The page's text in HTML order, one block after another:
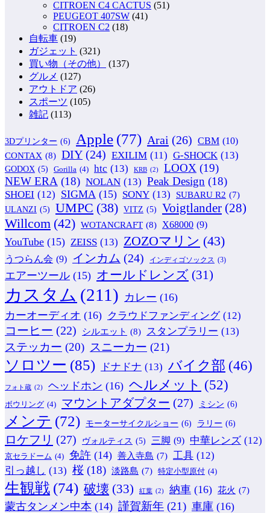
CITROEN C4 CACTUS (51)
PEUGEOT 407SW (41)
CITROEN C2 (18)
自転車 (19)
ガジェット (321)
買い物（その他）
(137)
グルメ (127)
アウトドア (26)
スポーツ (105)
雑記 (113)
3Dプリンター (6) Apple (77) Arai (26) CBM (10)
CONTAX (8) DIY (24) EXILIM (11) G-SHOCK (13)
GODOX (5) Gorilla (4) htc (13) KRB (2) LOOX (19)
NEW ERA (18) NOLAN (13) Peak Design (18)
SHOEI (12) SIGMA (15) SONY (13) SUBARU R2 (7)
ULANZI (5) UMPC (38) VITZ (5) Voigtlander (28)
Willcom (42) WOTANCRAFT (8) X68000 (9)
YouTube (15) ZEISS (13) ZOZOマリン (43)
うつらん会 (9) インカム (24) インディゴソックス (3)
エアーツール (15) オールドレンズ (31)
カスタム (211) カレー (16)
カーオーディオ (16) クラウドファンディング (12)
コーヒー (22) シルエット (8) スタンプラリー (13)
ステッカー (20) スニーカー (21)
ソロツー (85) ドナドナ (13) バイク部 (46)
フォト蔵 (2) ヘッドホン (16) ヘルメット (52)
ボウリング (4) マウントアダプター (27) ミシン (6)
メンテ (72) モーターサイクルショー (6) ラリー (6)
ロケフリ (27) ヴォルティス (5) 三脚 (9) 中華レンズ (12)
京セラドーム (4) 免許 (14) 善入寺島 (7) 工具 (12)
引っ越し (13) 桜 (18) 淡路島 (7) 特定小型原付 (4)
生観戦 (74) 破壊 (33) 紅葉 (2) 納車 (16) 花火 (7)
蒙古タンメン中本 (14) 謹賀新年 (21) 車庫 (16)